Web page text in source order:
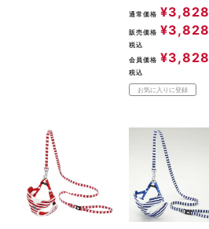
通常価格 ¥3,828
販売価格 ¥3,828
税込
会員価格 ¥3,828
税込
お気に入りに登録